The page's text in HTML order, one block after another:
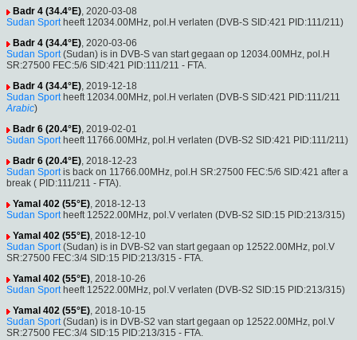
Badr 4 (34.4°E), 2020-03-08
Sudan Sportheeft 12034.00MHz, pol.H verlaten (DVB-S SID:421 PID:111/211)
Badr 4 (34.4°E), 2020-03-06
Sudan Sport(Sudan) is in DVB-S van start gegaan op 12034.00MHz, pol.H
SR:27500 FEC:5/6 SID:421 PID:111/211 - FTA.
Badr 4 (34.4°E), 2019-12-18
Sudan Sportheeft 12034.00MHz, pol.H verlaten (DVB-S SID:421 PID:111/211
Arabic)
Badr 6 (20.4°E), 2019-02-01
Sudan Sportheeft 11766.00MHz, pol.H verlaten (DVB-S2 SID:421 PID:111/211)
Badr 6 (20.4°E), 2018-12-23
Sudan Sportis back on 11766.00MHz, pol.H SR:27500 FEC:5/6 SID:421 after a
break ( PID:111/211 - FTA).
Yamal 402 (55°E), 2018-12-13
Sudan Sportheeft 12522.00MHz, pol.V verlaten (DVB-S2 SID:15 PID:213/315)
Yamal 402 (55°E), 2018-12-10
Sudan Sport(Sudan) is in DVB-S2 van start gegaan op 12522.00MHz, pol.V
SR:27500 FEC:3/4 SID:15 PID:213/315 - FTA.
Yamal 402 (55°E), 2018-10-26
Sudan Sportheeft 12522.00MHz, pol.V verlaten (DVB-S2 SID:15 PID:213/315)
Yamal 402 (55°E), 2018-10-15
Sudan Sport(Sudan) is in DVB-S2 van start gegaan op 12522.00MHz, pol.V
SR:27500 FEC:3/4 SID:15 PID:213/315 - FTA.